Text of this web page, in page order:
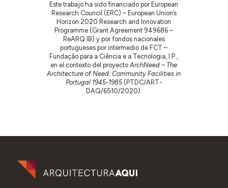
Este trabajo ha sido financiado por European
Research Council (ERC) – European Union’s
Horizon 2020 Research and Innovation
Programme (Grant Agreement 949686 –
ReARQ.IB) y por fondos nacionales
portugueses por intermedio de FCT –
Fundação para a Ciência e a Tecnologia, I.P.,
en el contexto del proyectoArchNeed – The
Architecture of Need: Community Facilities in
Portugal 1945-1985(PTDC/ART-
DAQ/6510/2020).